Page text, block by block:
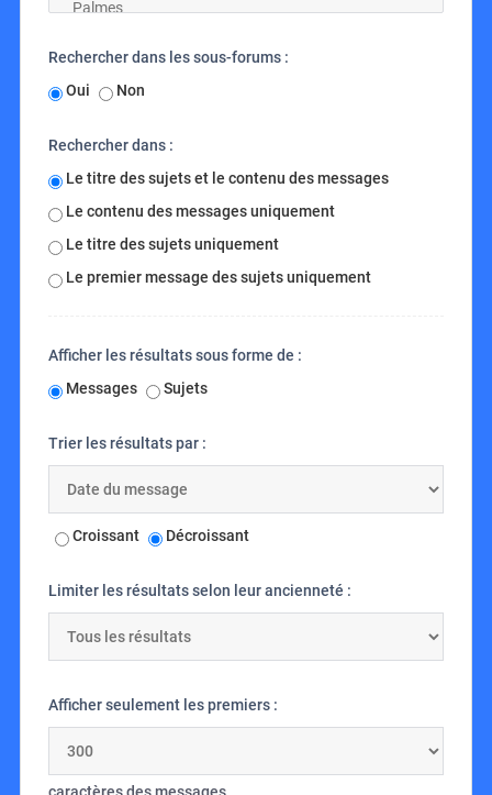
Rechercher dans les sous-forums :
Oui
Non
Rechercher dans :
Le titre des sujets et le contenu des messages
Le contenu des messages uniquement
Le titre des sujets uniquement
Le premier message des sujets uniquement
Afficher les résultats sous forme de :
Messages
Sujets
Trier les résultats par :
Croissant Décroissant
Limiter les résultats selon leur ancienneté :
Afficher seulement les premiers :